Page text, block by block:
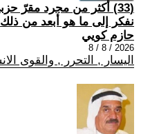
(33) أكثر من مجرد مقرّ
نفكر إلى ما هو أبعد من ذلك
حازم كويي
2026 / 8 / 8
اليسار , التحرر , والقوى